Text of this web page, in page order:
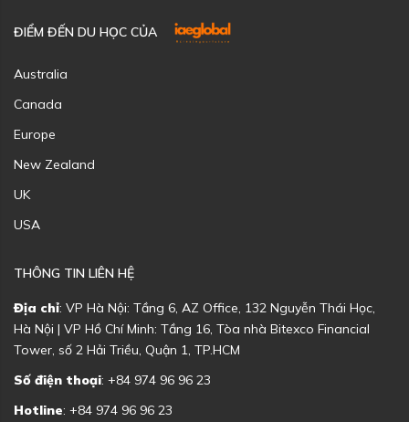
ĐIỂM ĐẾN DU HỌC CỦA
Australia
Canada
Europe
New Zealand
UK
USA
THÔNG TIN LIÊN HỆ
Địa chỉ: VP Hà Nội: Tầng 6, AZ Office, 132 Nguyễn Thái Học,
Hà Nội | VP Hồ Chí Minh: Tầng 16, Tòa nhà Bitexco Financial
Tower, số 2 Hải Triều, Quận 1, TP.HCM
Số điện thoại: +84 974 96 96 23
Hotline: +84 974 96 96 23